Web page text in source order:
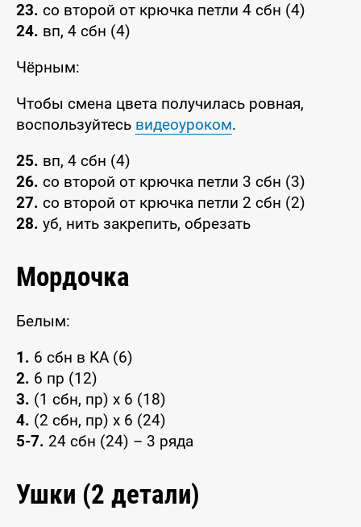
23. со второй от крючка петли 4 сбн (4)
24. вп, 4 сбн (4)
Чёрным:
Чтобы смена цвета получилась ровная,
воспользуйтесь видеоуроком.
25. вп, 4 сбн (4)
26. со второй от крючка петли 3 сбн (3)
27. со второй от крючка петли 2 сбн (2)
28. уб, нить закрепить, обрезать
Мордочка
Белым:
1. 6 сбн в КА (6)
2. 6 пр (12)
3. (1 сбн, пр) x 6 (18)
4. (2 сбн, пр) x 6 (24)
5-7. 24 сбн (24) – 3 ряда
Ушки (2 детали)